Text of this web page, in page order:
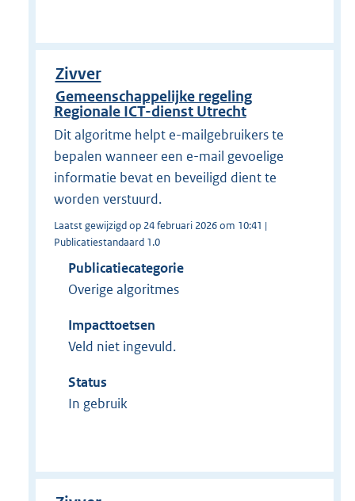
Zivver
Gemeenschappelijke regeling
Regionale ICT-dienst Utrecht
Dit algoritme helpt e-mailgebruikers te
bepalen wanneer een e-mail gevoelige
informatie bevat en beveiligd dient te
worden verstuurd.
Laatst gewijzigd op 24 februari 2026 om 10:41 |
Publicatiestandaard 1.0
Publicatiecategorie
Overige algoritmes
Impacttoetsen
Veld niet ingevuld.
Status
In gebruik